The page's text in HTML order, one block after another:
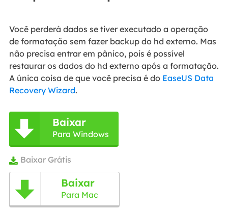
Você perderá dados se tiver executado a operação
de formatação sem fazer backup do hd externo. Mas
não precisa entrar em pânico, pois é possível
restaurar os dados do hd externo após a formatação.
A única coisa de que você precisa é do EaseUS Data
Recovery Wizard.
 Baixar
Para Windows
 Baixar Grátis
 Baixar
Para Mac